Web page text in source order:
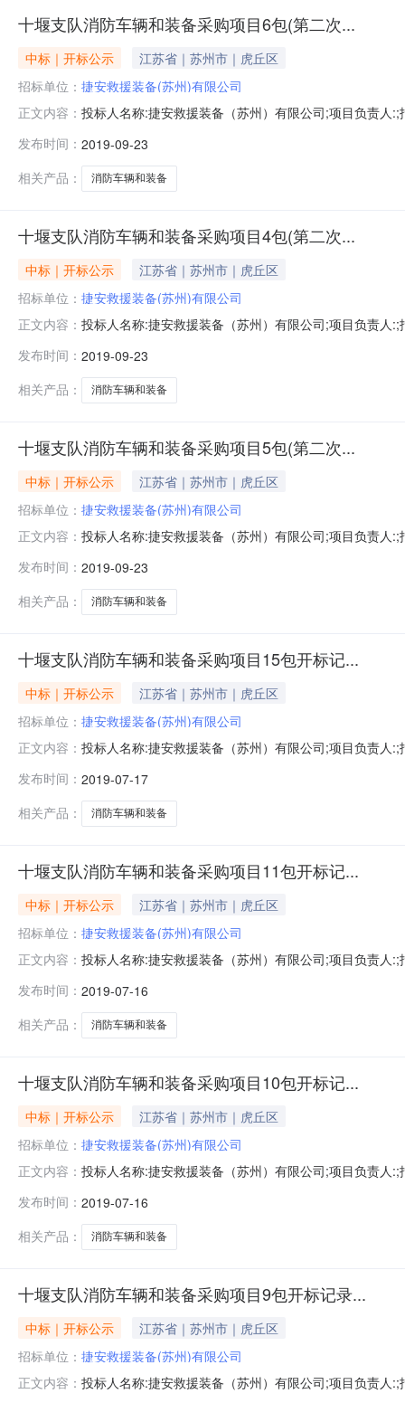
十堰支队消防车辆和装备采购项目6包(第二次...
中标｜开标公示
江苏省｜苏州市｜虎丘区
招标单位： 捷安救援装备(苏州)有限公司
正文内容： 投标人名称:捷安救援装备（苏州）有限公司;项目负责人
历天;质量要求:;保证金金额:0.00元,投标文件递交时间:未
发布时间： 2019-09-23
相关产品：
消防车辆和装备
十堰支队消防车辆和装备采购项目4包(第二次...
中标｜开标公示
江苏省｜苏州市｜虎丘区
招标单位： 捷安救援装备(苏州)有限公司
正文内容： 投标人名称:捷安救援装备（苏州）有限公司;项目负责人
历天;质量要求:;保证金金额:0.00元,投标文件递交时间:未
发布时间： 2019-09-23
相关产品：
消防车辆和装备
十堰支队消防车辆和装备采购项目5包(第二次...
中标｜开标公示
江苏省｜苏州市｜虎丘区
招标单位： 捷安救援装备(苏州)有限公司
正文内容： 投标人名称:捷安救援装备（苏州）有限公司;项目负责人
历天;质量要求:;保证金金额:0.00元,投标文件递交时间:未
发布时间： 2019-09-23
相关产品：
消防车辆和装备
十堰支队消防车辆和装备采购项目15包开标记...
中标｜开标公示
江苏省｜苏州市｜虎丘区
招标单位： 捷安救援装备(苏州)有限公司
正文内容： 投标人名称:捷安救援装备（苏州）有限公司;项目负责人
历天;质量要求:;保证金金额:0.00元,投标文件递交时间:未
发布时间： 2019-07-17
相关产品：
消防车辆和装备
十堰支队消防车辆和装备采购项目11包开标记...
中标｜开标公示
江苏省｜苏州市｜虎丘区
招标单位： 捷安救援装备(苏州)有限公司
正文内容： 投标人名称:捷安救援装备（苏州）有限公司;项目负责人
历天;质量要求:;保证金金额:0.00元,投标文件递交时间:未
发布时间： 2019-07-16
相关产品：
消防车辆和装备
十堰支队消防车辆和装备采购项目10包开标记...
中标｜开标公示
江苏省｜苏州市｜虎丘区
招标单位： 捷安救援装备(苏州)有限公司
正文内容： 投标人名称:捷安救援装备（苏州）有限公司;项目负责人
历天;质量要求:;保证金金额:0.00元,投标文件递交时间:未
发布时间： 2019-07-16
相关产品：
消防车辆和装备
十堰支队消防车辆和装备采购项目9包开标记录...
中标｜开标公示
江苏省｜苏州市｜虎丘区
招标单位： 捷安救援装备(苏州)有限公司
正文内容： 投标人名称:捷安救援装备（苏州）有限公司;项目负责人